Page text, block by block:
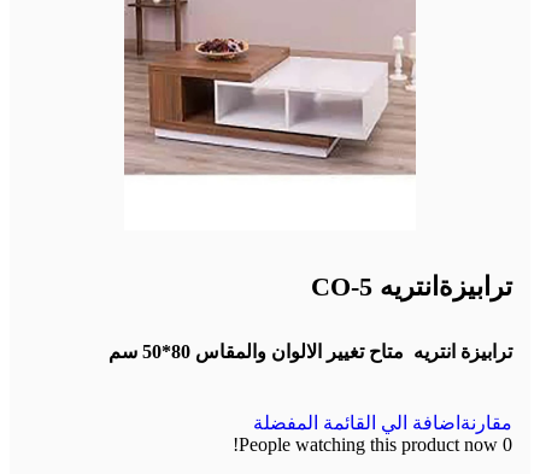
ترابيزةانتريه CO-5
ترابيزة انتريه متاح تغيير الالوان والمقاس 80*50 سم
مقارنة اضافة الي القائمة المفضلة
0
People watching this product now!